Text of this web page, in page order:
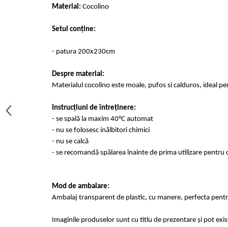
Cearceaf cu elastic 4 piese
Lenjerii Catifea
Cearceaf cu elastic
Lenjerii Pufoase Fluffy/ Rabbit
Bumbac 100% Poplin Hobby
Lenjerii Satin Premium
Lenjerii Jacquard
Lenjerii Creponate
Lenjerii pentru PASTE
Set Lenjerie + Draperii Pat Dublu
Huse De Pat Tricotate 160x200cm
Huse Impermeabile 160x200cm
Material: Cocolino
Setul conține:
- patura 200x230cm
Despre material:
Materialul cocolino este moale, pufos si calduros, ideal
Instrucțiuni de întreținere:
- se spală la maxim 40°C automat
- nu se folosesc inălbitori chimici
- nu se calcă
- se recomandă spălarea înainte de prima utilizare pentru
Mod de ambalare:
Ambalaj transparent de plastic, cu manere, perfecta
Imaginile produselor sunt cu titlu de prezentare și pot